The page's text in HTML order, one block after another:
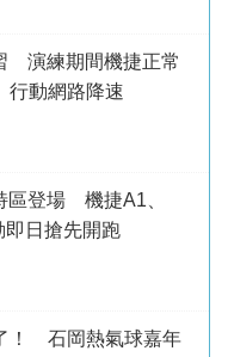
演練期間機捷正常
行動網路降速
區登場 機捷A1、
日搶先開跑
！ 石岡熱氣球嘉年